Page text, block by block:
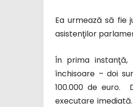
Ea urmează să fie
asistenţilor
În prima
închisoare – doi
100.000 de euro.
executare